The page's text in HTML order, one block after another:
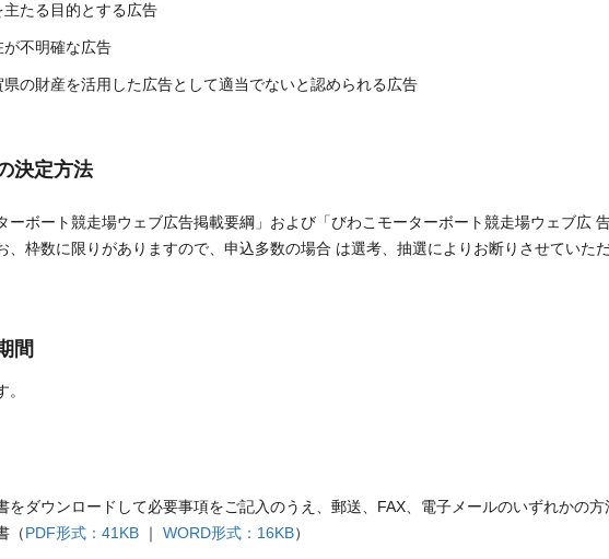
主たる目的とする広告
が不明確な広告
県の財産を活用した広告として適当でないと認められる広告
決定方法
ーボート競走場ウェブ広告掲載要綱」および「びわこモーターボート競走場ウェブ広
、枠数に限りがありますので、申込多数の場合 は選考、抽選によりお断りさせていた
間
をダウンロードして必要事項をご記入のうえ、郵送、FAX、電子メールのいずれかの方
（PDF形式：41KB ｜ WORD形式：16KB）